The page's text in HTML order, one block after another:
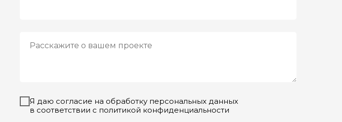
Я даю согласие на обработку персональных данных
в соответствии с политикой конфиденциальности